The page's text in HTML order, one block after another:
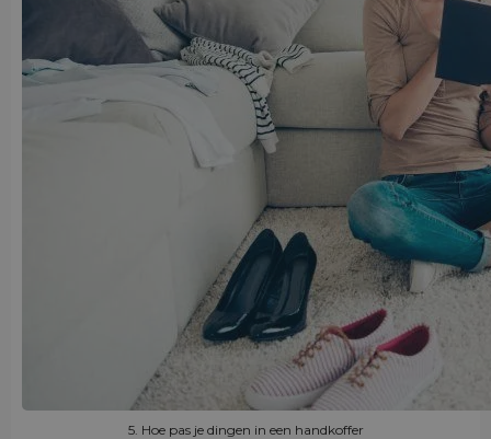
5. Hoe pas je dingen in een handkoffer